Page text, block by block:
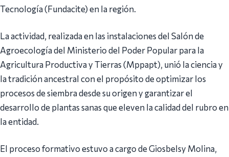
Tecnología (Fundacite) en la región.
La actividad, realizada en las instalaciones del Salón de
Agroecología del Ministerio del Poder Popular para la
Agricultura Productiva y Tierras (Mppapt), unió la ciencia y
la tradición ancestral con el propósito de optimizar los
procesos de siembra desde su origen y garantizar el
desarrollo de plantas sanas que eleven la calidad del rubro en
la entidad.
El proceso formativo estuvo a cargo de Giosbelsy Molina,